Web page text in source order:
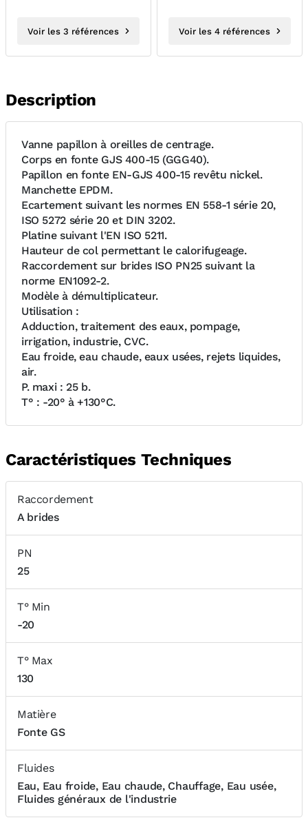
Voir les 3 références Voir les 4 références
Description
Vanne papillon à oreilles de centrage.
Corps en fonte GJS 400-15 (GGG40).
Papillon en fonte EN-GJS 400-15 revêtu nickel.
Manchette EPDM.
Ecartement suivant les normes EN 558-1 série 20,
ISO 5272 série 20 et DIN 3202.
Platine suivant l'EN ISO 5211.
Hauteur de col permettant le calorifugeage.
Raccordement sur brides ISO PN25 suivant la
norme EN1092-2.
Modèle à démultiplicateur.
Utilisation :
Adduction, traitement des eaux, pompage,
irrigation, industrie, CVC.
Eau froide, eau chaude, eaux usées, rejets liquides,
air.
P. maxi : 25 b.
T° : -20° à +130°C.
Caractéristiques Techniques
Raccordement
A brides
PN
25
T° Min
-20
T° Max
130
Matière
Fonte GS
Fluides
Eau, Eau froide, Eau chaude, Chauffage, Eau usée,
Fluides généraux de l'industrie